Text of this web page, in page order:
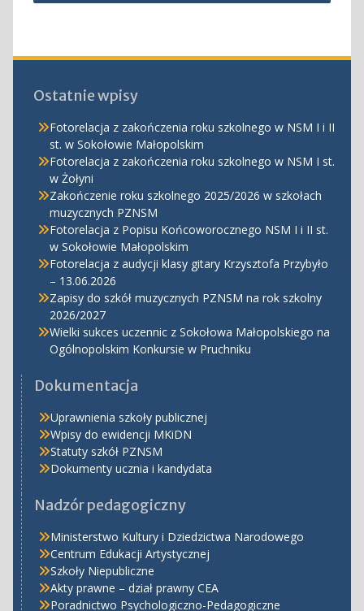
Ostatnie wpisy
Fotorelacja z zakończenia roku szkolnego w NSM I i II
st. w Sokołowie Małopolskim
Fotorelacja z zakończenia roku szkolnego w NSM I st.
w Żołyni
Zakończenie roku szkolnego 2025/2026 w szkołach
muzycznych PZNSM
Fotorelacja z Popisu Końcoworocznego NSM I i II st.
w Sokołowie Małopolskim
Fotorelacja z audycji klasy gitary Krzysztofa Przybyło
– 13.06.2026
Zapisy do szkół muzycznych PZNSM na rok szkolny
2026/2027
Wielki sukces uczennic z Sokołowa Małopolskiego na
Ogólnopolskim Konkursie w Pruchniku
Dokumentacja
Uprawnienia szkoły publicznej
Wpisy do ewidencji MKiDN
Statuty szkół PZNSM
Dokumenty ucznia i kandydata
Nadzór pedagogiczny
Ministerstwo Kultury i Dziedzictwa Narodowego
Centrum Edukacji Artystycznej
Szkoły Niepubliczne
Akty prawne – dział prawny CEA
Poradnictwo Psychologiczno-Pedagogiczne